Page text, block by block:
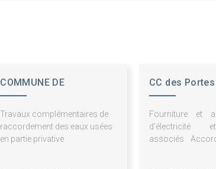
COMMUNE DE
Travaux complémentaires de
raccordement des eaux usées
en partie privative
CC des
Fourniture et
d'électricité
associés